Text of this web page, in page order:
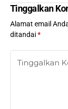
Tinggalkan
Alamat email
ditandai*